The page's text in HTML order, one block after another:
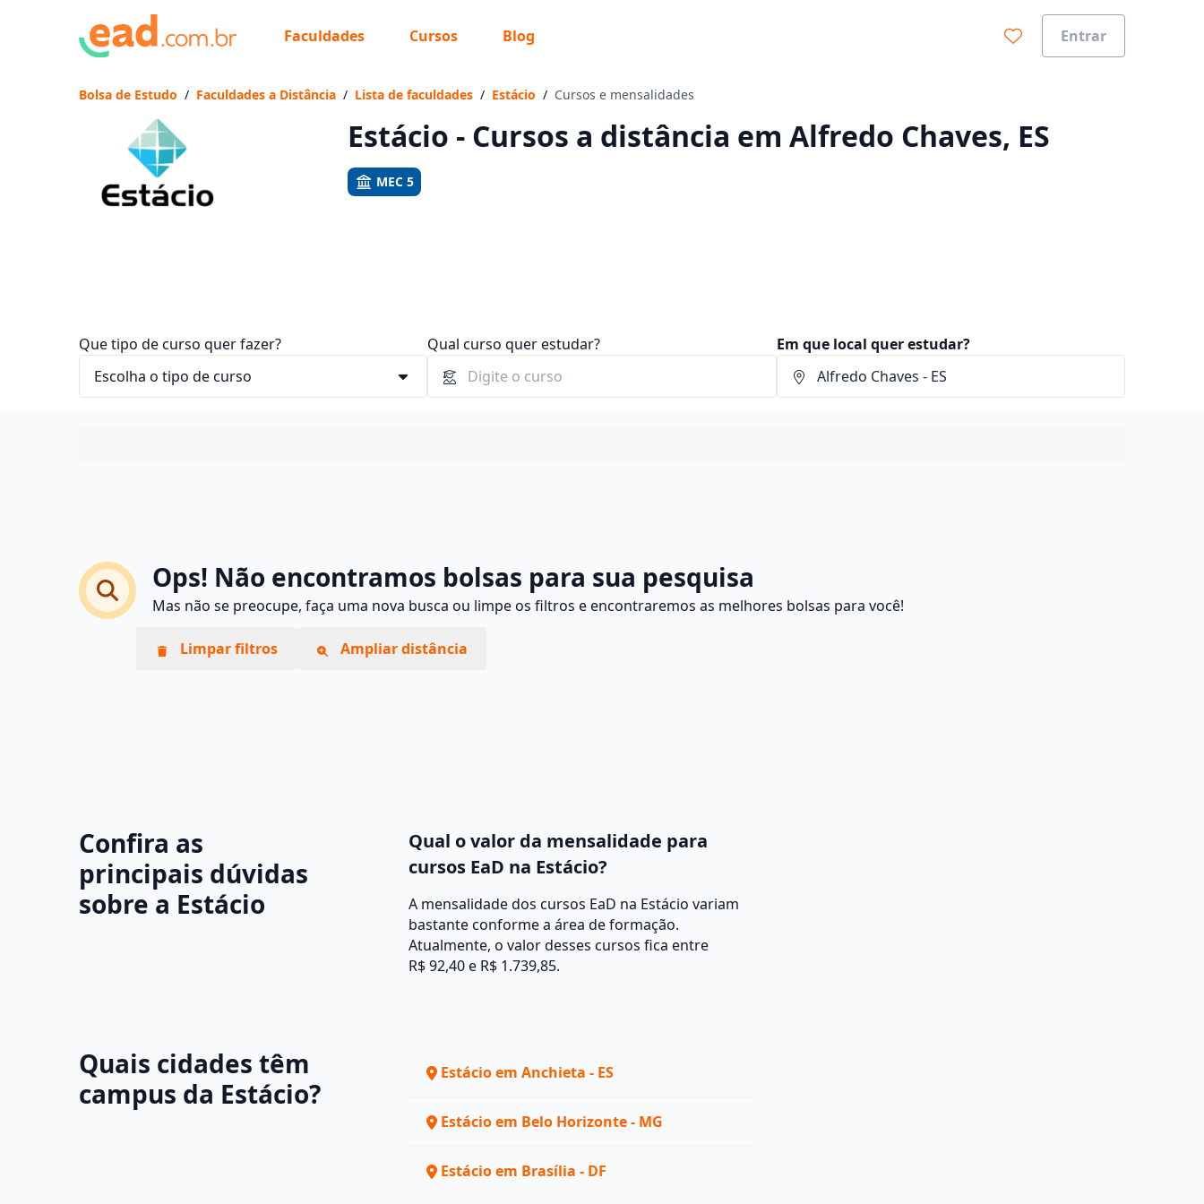
Faculdades Cursos Blog Entrar
Vamos te guiar no caminho ideal para seus estudos
Bolsa de Estudo / Faculdades a Distância / Lista de faculdades / Estácio / Cursos e mensalidades
Estácio - Cursos a distância em Alfredo Chaves, ES
MEC 5
Que tipo de curso quer fazer? Qual curso quer estudar? Em que local quer estudar?
Ops! Não encontramos bolsas para sua pesquisa
Mas não se preocupe, faça uma nova busca ou limpe os filtros e encontraremos as melhores bolsas para você!
Limpar filtros Ampliar distância
Confira as
principais dúvidas
sobre a Estácio
Qual o valor da mensalidade para
cursos EaD na Estácio?
A mensalidade dos cursos EaD na Estácio variam
bastante conforme a área de formação.
Atualmente, o valor desses cursos fica entre
R$ 92,40 e R$ 1.739,85.
Quais cidades têm
campus da Estácio?
Estácio em Anchieta - ES
Estácio em Belo Horizonte - MG
Estácio em Brasília - DF